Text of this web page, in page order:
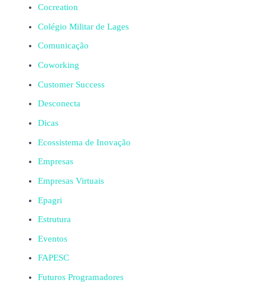
Cocreation
Colégio Militar de Lages
Comunicação
Coworking
Customer Success
Desconecta
Dicas
Ecossistema de Inovação
Empresas
Empresas Virtuais
Epagri
Estrutura
Eventos
FAPESC
Futuros Programadores